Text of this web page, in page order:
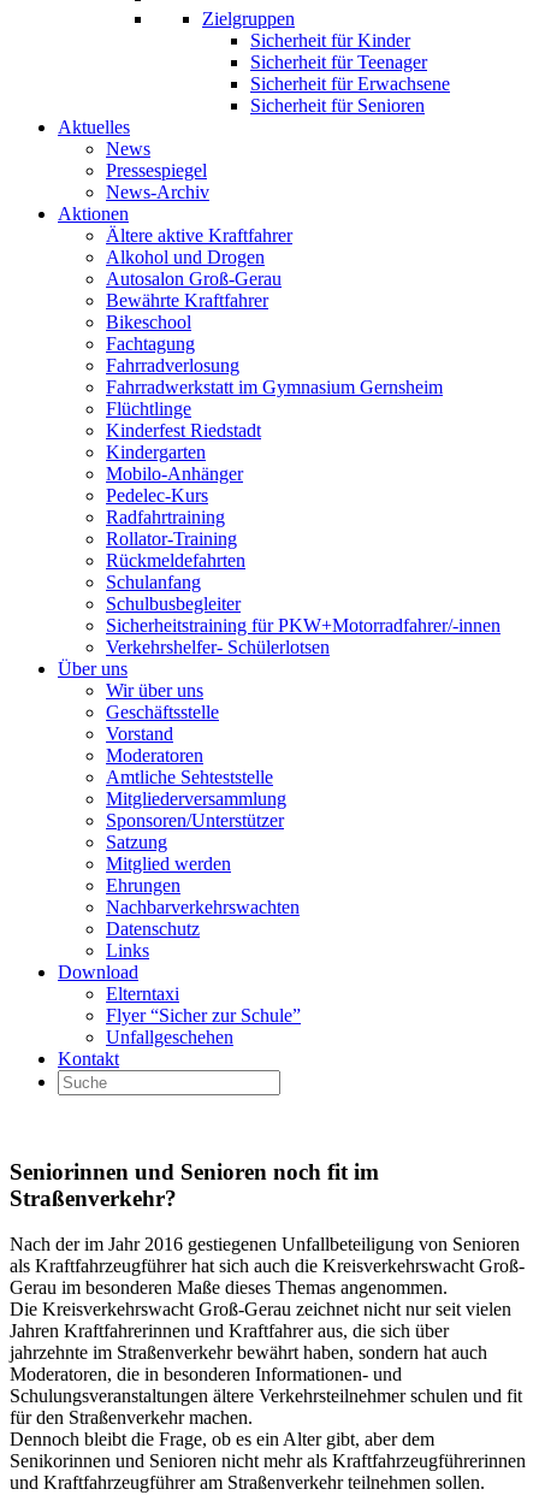
Zielgruppen
Sicherheit für Kinder
Sicherheit für Teenager
Sicherheit für Erwachsene
Sicherheit für Senioren
Aktuelles
News
Pressespiegel
News-Archiv
Aktionen
Ältere aktive Kraftfahrer
Alkohol und Drogen
Autosalon Groß-Gerau
Bewährte Kraftfahrer
Bikeschool
Fachtagung
Fahrradverlosung
Fahrradwerkstatt im Gymnasium Gernsheim
Flüchtlinge
Kinderfest Riedstadt
Kindergarten
Mobilo-Anhänger
Pedelec-Kurs
Radfahrtraining
Rollator-Training
Rückmeldefahrten
Schulanfang
Schulbusbegleiter
Sicherheitstraining für PKW+Motorradfahrer/-innen
Verkehrshelfer- Schülerlotsen
Über uns
Wir über uns
Geschäftsstelle
Vorstand
Moderatoren
Amtliche Sehteststelle
Mitgliederversammlung
Sponsoren/Unterstützer
Satzung
Mitglied werden
Ehrungen
Nachbarverkehrswachten
Datenschutz
Links
Download
Elterntaxi
Flyer “Sicher zur Schule”
Unfallgeschehen
Kontakt
Seniorinnen und Senioren noch fit im
Straßenverkehr?
Nach der im Jahr 2016 gestiegenen Unfallbeteiligung von Senioren
als Kraftfahrzeugführer hat sich auch die Kreisverkehrswacht Groß-
Gerau im besonderen Maße dieses Themas angenommen.
Die Kreisverkehrswacht Groß-Gerau zeichnet nicht nur seit vielen
Jahren Kraftfahrerinnen und Kraftfahrer aus, die sich über
jahrzehnte im Straßenverkehr bewährt haben, sondern hat auch
Moderatoren, die in besonderen Informationen- und
Schulungsveranstaltungen ältere Verkehrsteilnehmer schulen und fit
für den Straßenverkehr machen.
Dennoch bleibt die Frage, ob es ein Alter gibt, aber dem
Senikorinnen und Senioren nicht mehr als Kraftfahrzeugführerinnen
und Kraftfahrzeugführer am Straßenverkehr teilnehmen sollen.